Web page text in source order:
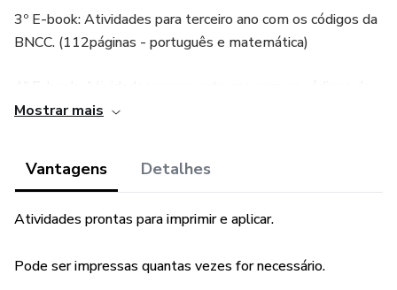
3º E-book: Atividades para terceiro ano com os códigos da
BNCC. (112páginas - português e matemática)
BNCC (78páginas - português e matemática)
BNCC. (64páginas - português e matemática)
6º E-book: Atividades com sílabas complexas.
7º E-book: Atividades de produções de frases e textos
Mostrar mais
Vantagens Detalhes
Atividades prontas para imprimir e aplicar.
Pode ser impressas quantas vezes for necessário.